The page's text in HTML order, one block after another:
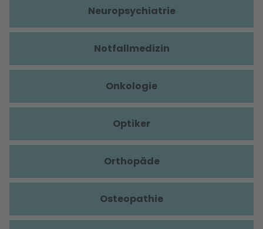
Neuropsychiatrie
Notfallmedizin
Onkologie
Optiker
Orthopäde
Osteopathie